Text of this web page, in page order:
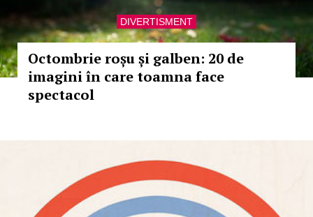
DIVERTISMENT
Octombrie roșu și galben: 20 de
imagini în care toamna face
spectacol